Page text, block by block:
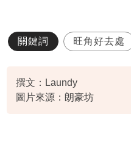
關鍵詞 旺角好去處
撰文：Laundy
圖片來源：朗豪坊